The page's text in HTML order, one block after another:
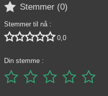
 Stemmer (0)
Stemmer til nå :
 0,0
Din stemme :
    